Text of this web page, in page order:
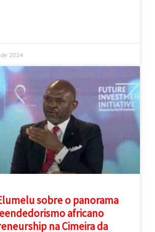
2024
sobre o panorama
africano
na Cimeira da